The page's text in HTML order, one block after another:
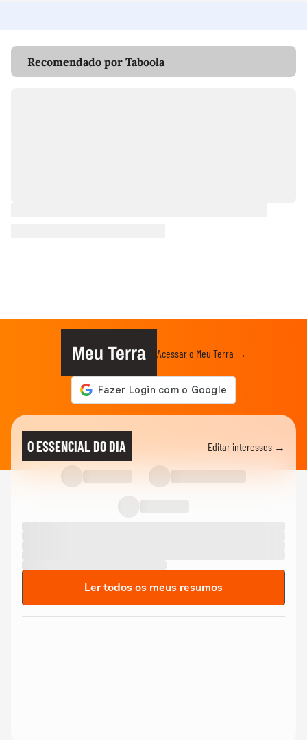
Recomendado por Taboola
Meu Terra Acessar o Meu Terra →
O ESSENCIAL DO DIA Editar interesses →
Ler todos os meus resumos